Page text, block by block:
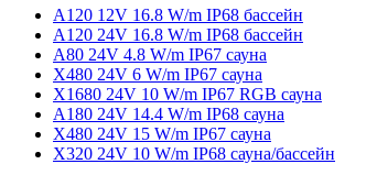
A120 12V 16.8 W/m IP68 бассейн
A120 24V 16.8 W/m IP68 бассейн
A80 24V 4.8 W/m IP67 сауна
X480 24V 6 W/m IP67 сауна
X1680 24V 10 W/m IP67 RGB сауна
A180 24V 14.4 W/m IP68 сауна
X480 24V 15 W/m IP67 сауна
X320 24V 10 W/m IP68 сауна/бассейн